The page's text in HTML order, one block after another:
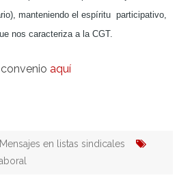
manteniendo el espíritu participativo,
nos caracteriza a la CGT.
aquí
Mensajes en listas sindicales